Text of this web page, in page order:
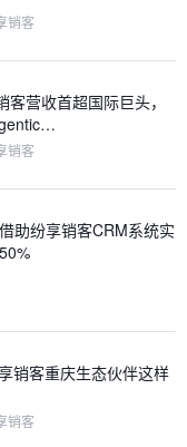
销客
客营收首超国际巨头，
销客
助纷享销客CRM系统实
销客重庆生态伙伴这样
销客